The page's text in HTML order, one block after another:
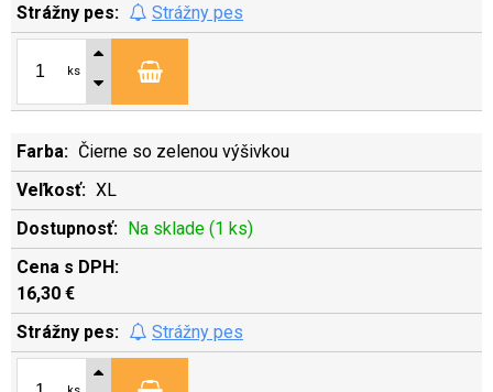
Strážny pes
ks
Čierne so zelenou výšivkou
XL
Na sklade (1 ks)
16,30 €
Strážny pes